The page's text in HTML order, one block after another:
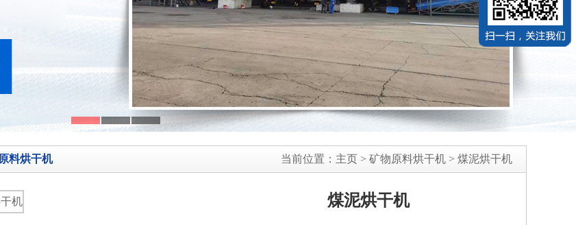
料烘干机 当前位置： 主页 > 矿物原料烘干机 > 煤泥烘干机
煤泥烘干机